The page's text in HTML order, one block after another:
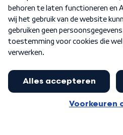
Nieuwsbrief
Word Lid